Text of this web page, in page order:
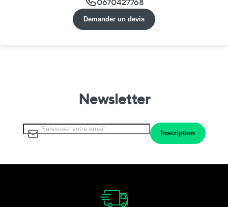
Demander un devis
Newsletter
Inscription à notre lettre d’information :
Inscription